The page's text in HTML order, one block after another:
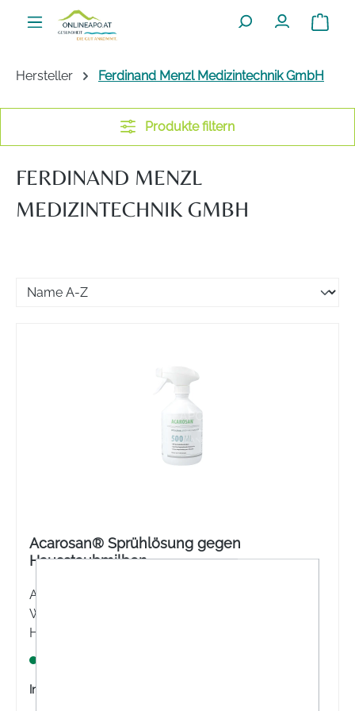
Zum Hauptinhalt springen
Hersteller Ferdinand Menzl Medizintechnik GmbH
Produkte filtern
FERDINAND MENZL
MEDIZINTECHNIK GMBH
Acarosan® Sprühlösung gegen
Hausstaubmilben
Acarosan Milbenspray zur Behandlung von
Wohntextilien und Bett bei
Hausstaubmilbenallergie. 500 ml Acarosan
Inhalt: